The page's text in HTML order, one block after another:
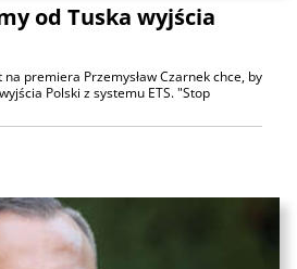
od Tuska wyjścia
premiera Przemysław Czarnek chce, by
Polski z systemu ETS. "Stop